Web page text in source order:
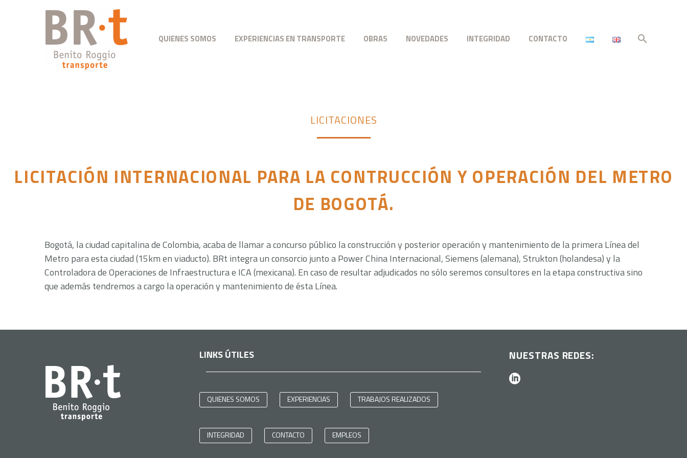
QUIENES SOMOS EXPERIENCIAS EN TRANSPORTE OBRAS NOVEDADES INTEGRIDAD CONTACTO
LICITACIONES
LICITACIÓN INTERNACIONAL PARA LA CONTRUCCIÓN Y OPERACIÓN DEL METRO
DE BOGOTÁ.
Bogotá, la ciudad capitalina de Colombia, acaba de llamar a concurso público la construcción y posterior operación y mantenimiento de la primera Línea del
Metro para esta ciudad (15km en viaducto). BRt integra un consorcio junto a Power China Internacional, Siemens (alemana), Strukton (holandesa) y la
Controladora de Operaciones de Infraestructura e ICA (mexicana). En caso de resultar adjudicados no sólo seremos consultores en la etapa constructiva sino
que además tendremos a cargo la operación y mantenimiento de ésta Línea.
LINKS ÚTILES
QUIENES SOMOS EXPERIENCIAS TRABAJOS REALIZADOS
INTEGRIDAD CONTACTO EMPLEOS
NUESTRAS REDES: